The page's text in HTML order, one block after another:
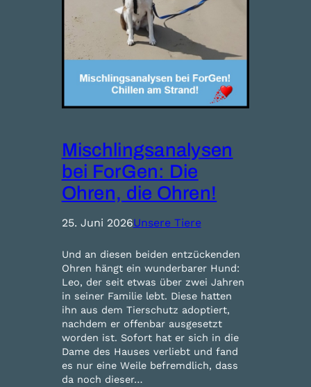
Mischlingsanalysen
bei ForGen: Die
Ohren, die Ohren!
25. Juni 2026Unsere Tiere
Und an diesen beiden entzückenden
Ohren hängt ein wunderbarer Hund:
Leo, der seit etwas über zwei Jahren
in seiner Familie lebt. Diese hatten
ihn aus dem Tierschutz adoptiert,
nachdem er offenbar ausgesetzt
worden ist. Sofort hat er sich in die
Dame des Hauses verliebt und fand
es nur eine Weile befremdlich, dass
da noch dieser…